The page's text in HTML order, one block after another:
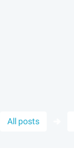
All posts